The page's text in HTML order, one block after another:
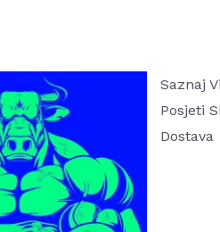
Saznaj
Posjeti
Dostava